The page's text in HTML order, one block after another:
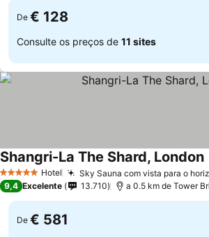
De € 128
Consulte os preços de 11 sites
5 Estrelas Hotel Sky Sauna com vista para o
Shangri-La The Shard, London
9,4 Excelente 13.710 a 0.5 km de Tower
De € 581